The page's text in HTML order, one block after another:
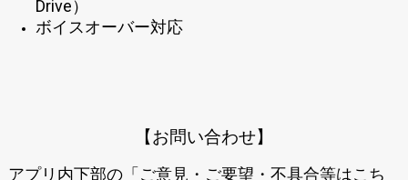
Drive）
ボイスオーバー対応
【お問い合わせ】
アプリ内下部の「ご意見・ご要望・不具合等はこち